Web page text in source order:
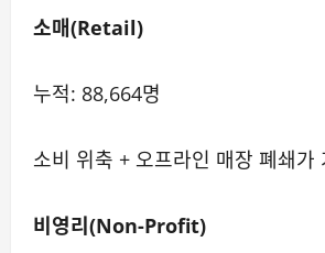
소매(Retail)
누적: 88,664명
소비 위축 + 오프라인 매장 폐쇄가
비영리(Non-Profit)